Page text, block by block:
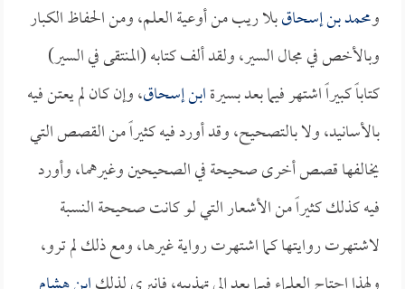
ومحمد بن إسحاقبلا ريب من أوعية العلم، ومن الحفاظ الكبار
وبالأخص في مجال السير، ولقد ألف كتابه (المنتقى في السير)
كتاباً كبيراً اشتهر فيما بعد بسيرةابن إسحاق، وإن كان لم يعتن فيه
بالأسانيد، ولا بالتصحيح، وقد أورد فيه كثيراً من القصص التي
يخالفها قصص أخرى صحيحة في الصحيحين وغيرهما، وأورد
فيه كذلك كثيراً من الأشعار التي لو كانت صحيحة النسبة
لاشتهرت روايتها كما اشتهرت رواية غيرها، ومع ذلك لم ترو،